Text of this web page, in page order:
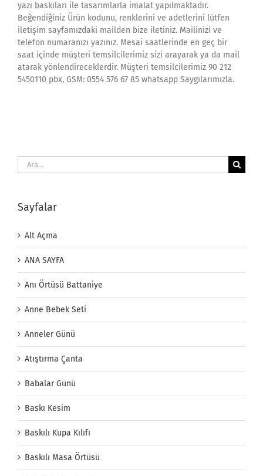
yazı baskıları ile tasarımlarla imalat yapılmaktadır.
Beğendiğiniz Ürün kodunu, renklerini ve adetlerini lütfen
iletişim sayfamızdaki mailden bize iletiniz. Mailinizi ve
telefon numaranızı yazınız. Mesai saatlerinde en geç bir
saat içinde müşteri temsilcilerimiz sizi arayarak ya da mail
atarak yönlendireceklerdir. Müşteri temsilcilerimiz 90 212
5450110 pbx, GSM: 0554 576 67 85 whatsapp Saygılarımızla.
Ara:
Sayfalar
Alt Açma
ANA SAYFA
Anı Örtüsü Battaniye
Anne Bebek Seti
Anneler Günü
Atıştırma Çanta
Babalar Günü
Baskı Kesim
Baskılı Kupa Kılıfı
Baskılı Masa Örtüsü